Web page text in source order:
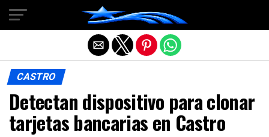
CASTRO
Detectan dispositivo para clonar
tarjetas bancarias en Castro
Salir de la versión móvil